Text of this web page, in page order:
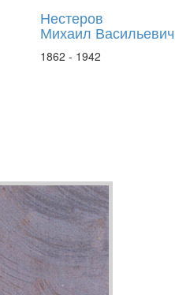
Нестеров
Михаил Васильевич
1862 - 1942